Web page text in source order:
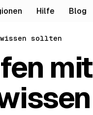
Hilfe Blog
sollten